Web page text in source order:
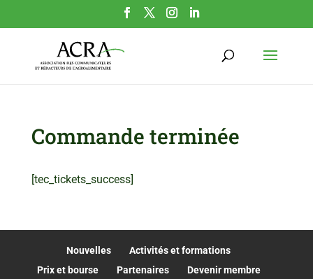
Commande terminée
[tec_tickets_success]
Nouvelles
Activités et formations
Prix et bourse
Partenaires Devenir membre